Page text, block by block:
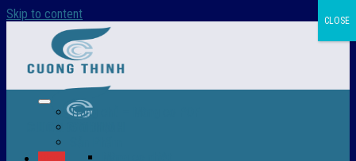
Skip to content
Trang chủ – Màng co POF
CLOSE